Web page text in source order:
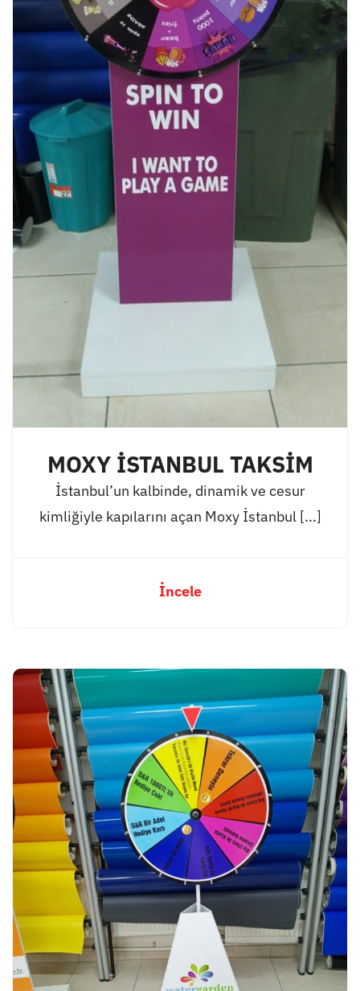
MOXY İSTANBUL TAKSİM
İstanbul’un kalbinde, dinamik ve cesur
kimliğiyle kapılarını açan Moxy İstanbul [...]
İncele